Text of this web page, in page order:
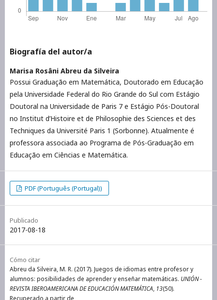
Biografía del autor/a
Marisa Rosâni Abreu da Silveira
Possui Graduação em Matemática, Doutorado em Educação
pela Universidade Federal do Rio Grande do Sul com Estágio
Doutoral na Universidade de Paris 7 e Estágio Pós-Doutoral
no Institut d’Histoire et de Philosophie des Sciences et des
Techniques da Université Paris 1 (Sorbonne). Atualmente é
professora associada ao Programa de Pós-Graduação em
Educação em Ciências e Matemática.
PDF (Português (Portugal))
Publicado
2017-08-18
Cómo citar
Abreu da Silveira, M. R. (2017). Juegos de idiomas entre profesor y
alumnos: posibilidades de aprender y enseñar matemáticas. UNIÓN -
REVISTA IBEROAMERICANA DE EDUCACIÓN MATEMÁTICA, 13(50).
Recuperado a partir de